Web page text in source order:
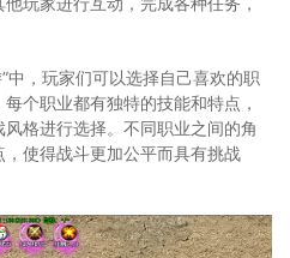
中，玩家们可以选择自己喜欢的职
个职业都有独特的技能和特点，
格进行选择。不同职业之间的角
使得战斗更加公平而具有挑战